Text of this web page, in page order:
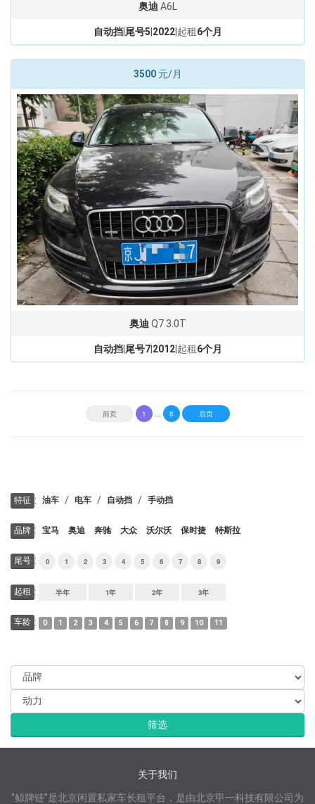
奥迪 A6L
自动挡| 尾号5 2022|起租6个月
3500元/月
奥迪 Q7 3.0T
自动挡| 尾号7| 2012|起租6个月
前页 1 ... 8 后页
特征 : 油车 / 电车 / 自动挡 / 手动挡
品牌 : 宝马 奥迪 奔驰 大众 沃尔沃 保时捷 特斯拉
尾号 : 0 1 2 3 4 5 6 7 8 9
起租 : 半年 1年 2年 3年
车龄 : 0 1 2 3 4 5 6 7 8 9 10 11
关于我们
“鲸牌链”是北京闲置私家车长租平台，是由北京甲一科技有限公司为